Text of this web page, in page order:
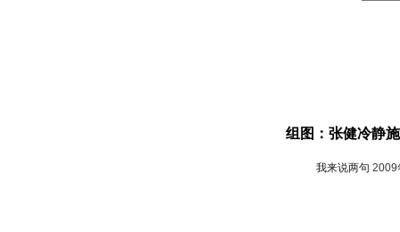
组图：张健冷静
我来说两句 2009